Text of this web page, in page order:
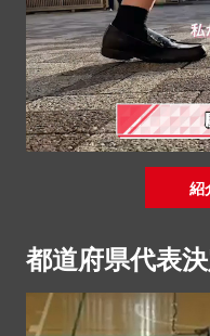
紹
都道府県代表